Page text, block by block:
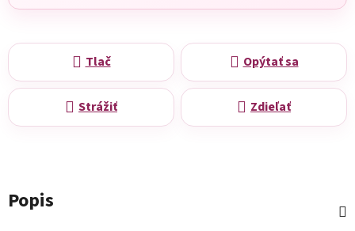
Tlač Opýtať sa
Strážiť Zdieľať
Popis